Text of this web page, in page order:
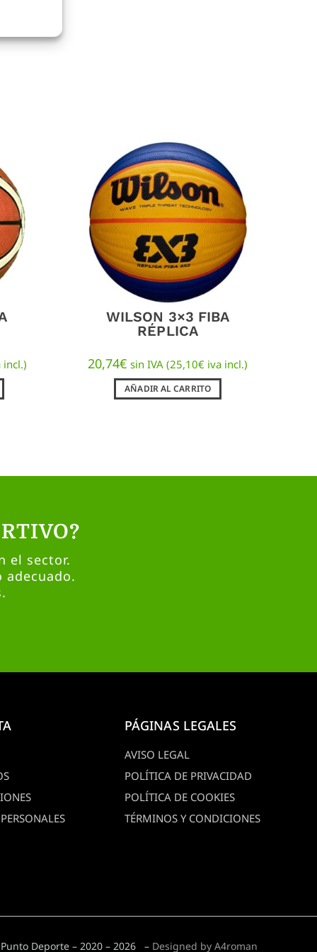
WILSON 3×3 FIBA
RÉPLICA
20,74€ sin IVA (25,10€ iva incl.)
AÑADIR AL CARRITO
el sector.
PÁGINAS LEGALES
AVISO LEGAL
POLÍTICA DE PRIVACIDAD
POLÍTICA DE COOKIES
TÉRMINOS Y CONDICIONES
Deporte – 2020 – 2026 – Designed by A4roman